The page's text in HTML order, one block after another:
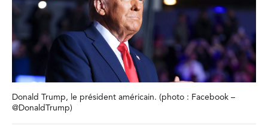
Donald Trump, le président américain. (photo : Facebook –
@DonaldTrump)